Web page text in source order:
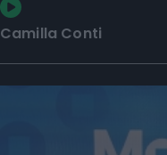
Camilla Conti